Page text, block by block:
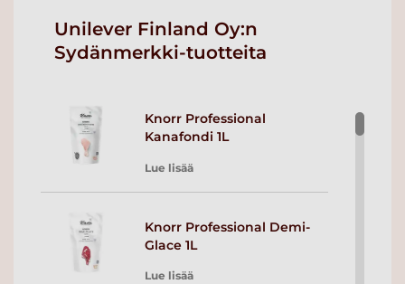
Unilever Finland Oy:n
Sydänmerkki-tuotteita
Knorr Professional
Kanafondi 1L
Lue lisää
Knorr Professional Demi-
Glace 1L
Lue lisää